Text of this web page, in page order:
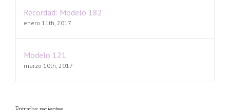
Recordad: Modelo 182
enero 11th, 2017
Modelo 121
marzo 10th, 2017